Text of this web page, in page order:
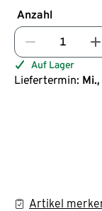
Anzahl
Auf Lager
Liefertermin:
Artikel